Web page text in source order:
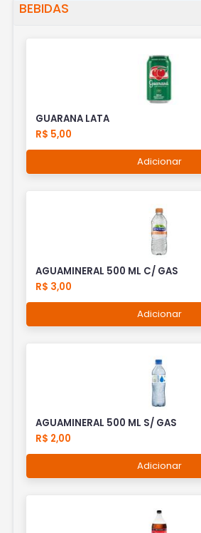
BEBIDAS
GUARANA LATA
R$ 5,00
Adicionar
AGUAMINERAL 500 ML C/ GAS
R$ 3,00
Adicionar
AGUAMINERAL 500 ML S/ GAS
R$ 2,00
Adicionar